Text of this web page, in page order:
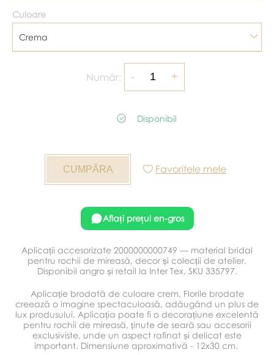
Culoare
Crema
Număr:
Disponibil
Favoritele mele
Aflați prețul en-gros
Aplicații accesorizate 2000000000749 — material bridal
pentru rochii de mireasă, decor și colecții de atelier.
Disponibil angro și retail la Inter Tex, SKU 335797.
Aplicație brodată de culoare crem. Florile brodate
creează o imagine spectaculoasă, adăugând un plus de
lux produsului. Aplicația poate fi o decorațiune excelentă
pentru rochii de mireasă, ținute de seară sau accesorii
exclusiviste, unde un aspect rafinat și delicat este
important. Dimensiune aproximativă - 12x30 cm.